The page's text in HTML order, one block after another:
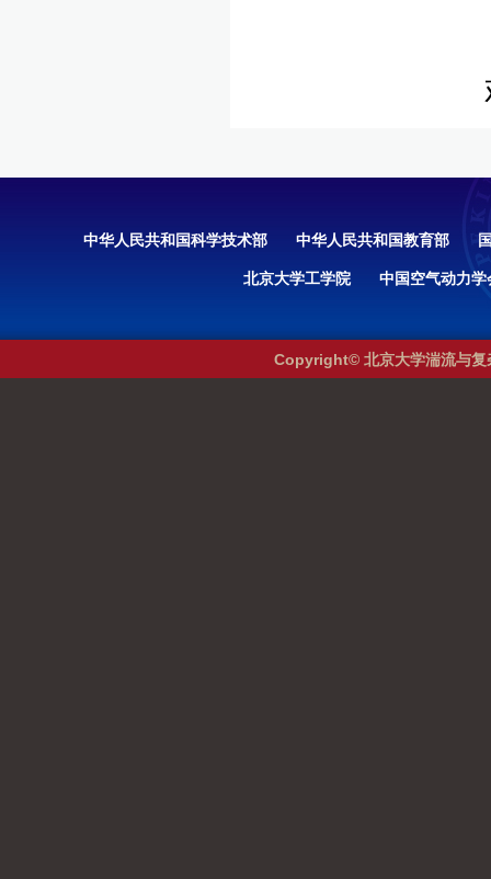
中华人民共和国科学技术部 中华人民共和国教育部
北京大学工学院 中国空气动力学
Copyright© 北京大学湍流与